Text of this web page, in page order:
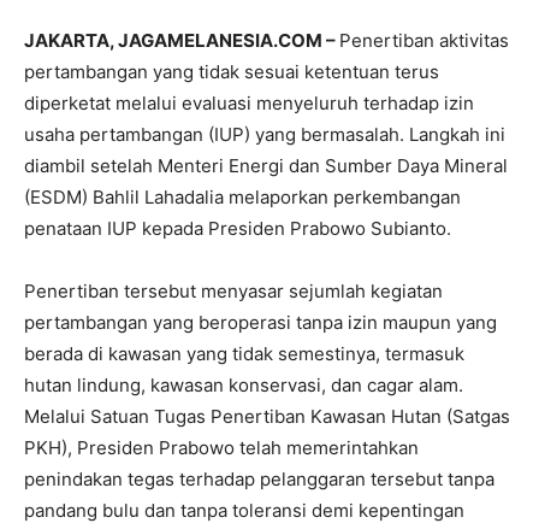
JAKARTA, JAGAMELANESIA.COM – Penertiban aktivitas
pertambangan yang tidak sesuai ketentuan terus
diperketat melalui evaluasi menyeluruh terhadap izin
usaha pertambangan (IUP) yang bermasalah. Langkah ini
diambil setelah Menteri Energi dan Sumber Daya Mineral
(ESDM) Bahlil Lahadalia melaporkan perkembangan
penataan IUP kepada Presiden Prabowo Subianto.
Penertiban tersebut menyasar sejumlah kegiatan
pertambangan yang beroperasi tanpa izin maupun yang
berada di kawasan yang tidak semestinya, termasuk
hutan lindung, kawasan konservasi, dan cagar alam.
Melalui Satuan Tugas Penertiban Kawasan Hutan (Satgas
PKH), Presiden Prabowo telah memerintahkan
penindakan tegas terhadap pelanggaran tersebut tanpa
pandang bulu dan tanpa toleransi demi kepentingan